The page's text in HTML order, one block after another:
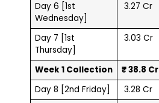
Day 6 [1st
Wednesday]
₹ 3.27 Cr
Day 7 [1st
Thursday]
₹ 3.03 Cr
Week 1 Collection
₹ 38.8 Cr
Day 8 [2nd Friday]
₹ 3.28 Cr